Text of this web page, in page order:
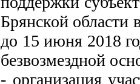
Брянской области
до 15 июня 2018
безвозмездной
- организация